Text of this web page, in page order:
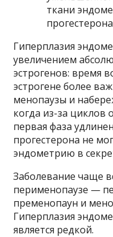
ткани
Гиперплазия
увеличением
эстрогенов: время
эстрогене более
менопаузы и
когда из-за циклов
первая фаза
прогестерона не
эндометрию в
Заболевание чаще
перименопаузе —
пременопаун и
Гиперплазия
является редкой.